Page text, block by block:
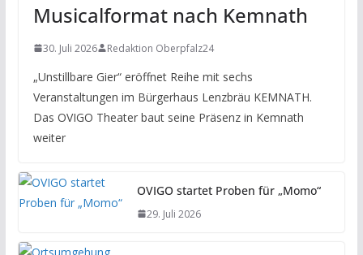
Musicalformat nach Kemnath
30. Juli 2026 Redaktion Oberpfalz24
„Unstillbare Gier“ eröffnet Reihe mit sechs
Veranstaltungen im Bürgerhaus Lenzbräu KEMNATH.
Das OVIGO Theater baut seine Präsenz in Kemnath
weiter
OVIGO startet Proben für „Momo“
29. Juli 2026